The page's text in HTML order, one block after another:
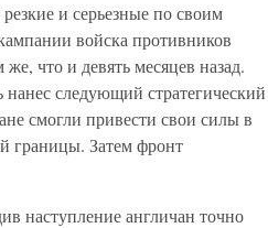
и серьезные по своим
войска противников
что и девять месяцев назад.
нанес следующий стратегический
смогли привести свои силы в
границы. Затем фронт
наступление англичан точно